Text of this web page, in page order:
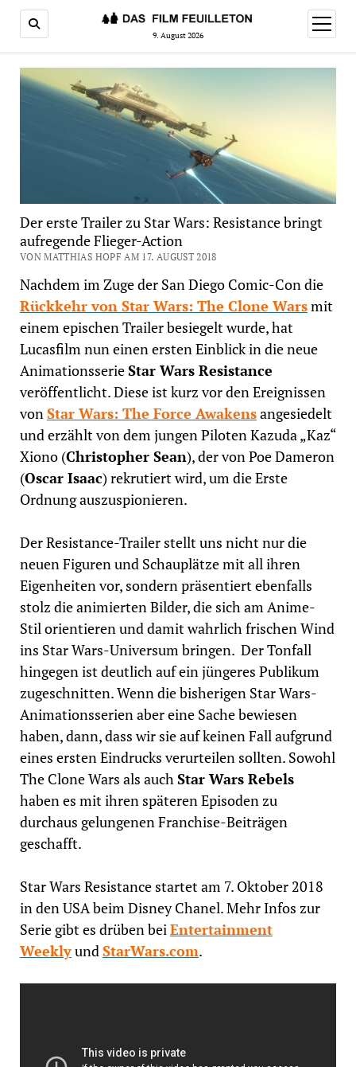
9. August 2026
Menü
öffnen
Der erste Trailer zu Star Wars: Resistance bringt
aufregende Flieger-Action
VON MATTHIAS HOPF AM 17. AUGUST 2018
Nachdem im Zuge der San Diego Comic-Con die
Rückkehr von Star Wars: The Clone Warsmit
einem epischen Trailer besiegelt wurde, hat
Lucasfilm nun einen ersten Einblick in die neue
AnimationsserieStar Wars Resistance
veröffentlicht. Diese ist kurz vor den Ereignissen
vonStar Wars: The Force Awakensangesiedelt
und erzählt von dem jungen Piloten Kazuda „Kaz“
Xiono (Christopher Sean), der von Poe Dameron
(Oscar Isaac) rekrutiert wird, um die Erste
Ordnung auszuspionieren.
Der Resistance-Trailer stellt uns nicht nur die
neuen Figuren und Schauplätze mit all ihren
Eigenheiten vor, sondern präsentiert ebenfalls
stolz die animierten Bilder, die sich am Anime-
Stil orientieren und damit wahrlich frischen Wind
ins Star Wars-Universum bringen. Der Tonfall
hingegen ist deutlich auf ein jüngeres Publikum
zugeschnitten. Wenn die bisherigen Star Wars-
Animationsserien aber eine Sache bewiesen
haben, dann, dass wir sie auf keinen Fall aufgrund
eines ersten Eindrucks verurteilen sollten. Sowohl
The Clone Wars als auchStar Wars Rebels
haben es mit ihren späteren Episoden zu
durchaus gelungenen Franchise-Beiträgen
geschafft.
Star Wars Resistance startet am 7. Oktober 2018
in den USA beim Disney Chanel. Mehr Infos zur
Serie gibt es drüben beiEntertainment
WeeklyundStarWars.com.